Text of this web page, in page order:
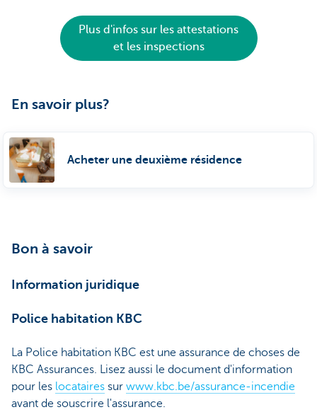
Plus d'infos sur les attestations
et les inspections
En savoir plus?
Acheter une deuxième résidence
Bon à savoir
Information juridique
Police habitation KBC
La Police habitation KBC est une assurance de choses de
KBC Assurances. Lisez aussi le document d'information
pour les locataires sur www.kbc.be/assurance-incendie
avant de souscrire l'assurance.